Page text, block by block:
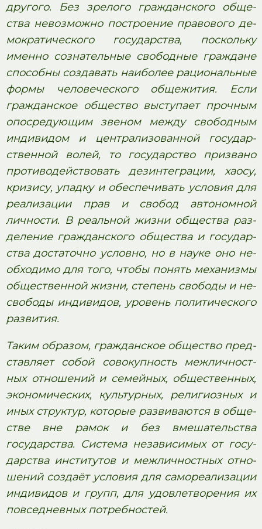
другого. Без зре­ло­го граж­дан­ско­го об­ще­
ства не­воз­мож­но по­стро­е­ние пра­во­во­го де­
мо­кра­ти­че­ско­го государства, по­сколь­ку
имен­но со­зна­тель­ные сво­бод­ные граж­да­не
спо­соб­ны со­зда­вать наи­бо­лее ра­ци­о­наль­ные
формы че­ло­ве­че­ско­го общежития. Если
граж­дан­ское об­ще­ство вы­сту­па­ет проч­ным
опо­сре­ду­ю­щим зве­ном между сво­бод­ным
ин­ди­ви­дом и цен­тра­ли­зо­ван­ной го­су­дар­
ствен­ной волей, то го­су­дар­ство при­зва­но
про­ти­во­дей­ство­вать дезинтеграции, хаосу,
кризису, упад­ку и обес­пе­чи­вать условия для
ре­а­ли­за­ции прав и сво­бод ав­то­ном­ной
личности. В ре­аль­ной жизни об­ще­ства раз­
де­ле­ние граж­дан­ско­го об­ще­ства и го­су­дар­
ства до­ста­точ­но условно, но в науке оно не­
об­хо­ди­мо для того, чтобы по­нять ме­ха­низ­мы
об­ще­ствен­ной жизни, сте­пень сво­бо­ды и не­
сво­бо­ды индивидов, уро­вень по­ли­ти­че­ско­го
развития.
Таким образом, граж­дан­ское об­ще­ство пред­
став­ля­ет собой со­во­куп­ность меж­лич­ност­
ных от­но­ше­ний и семейных, общественных,
экономических, культурных, ре­ли­ги­оз­ных и
иных структур, ко­то­рые раз­ви­ва­ют­ся в об­ще­
стве вне рамок и без вме­ша­тель­ства
государства. Си­сте­ма не­за­ви­си­мых от го­су­
дар­ства ин­сти­ту­тов и меж­лич­ност­ных от­но­
ше­ний создаёт усло­вия для са­мо­ре­а­ли­за­ции
ин­ди­ви­дов и групп, для удо­вле­тво­ре­ния их
по­все­днев­ных потребностей.